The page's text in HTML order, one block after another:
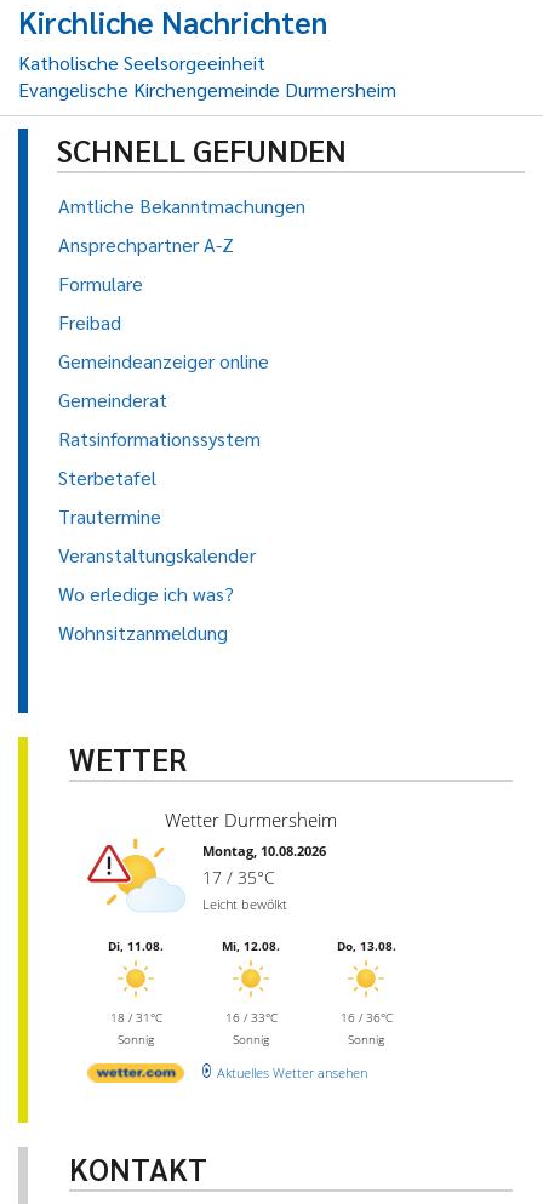
Kirchliche Nachrichten
Katholische Seelsorgeeinheit
Evangelische Kirchengemeinde Durmersheim
SCHNELL GEFUNDEN
Amtliche Bekanntmachungen
Ansprechpartner A-Z
Formulare
Freibad
Gemeindeanzeiger online
Gemeinderat
Ratsinformationssystem
Sterbetafel
Trautermine
Veranstaltungskalender
Wo erledige ich was?
Wohnsitzanmeldung
WETTER
Wetter Durmersheim
Montag, 10.08.2026
17 / 35°C
Leicht bewölkt
Di, 11.08.
18 / 31°C
Sonnig
Mi, 12.08.
16 / 33°C
Sonnig
Do, 13.08.
16 / 36°C
Sonnig
Aktuelles Wetter ansehen
KONTAKT